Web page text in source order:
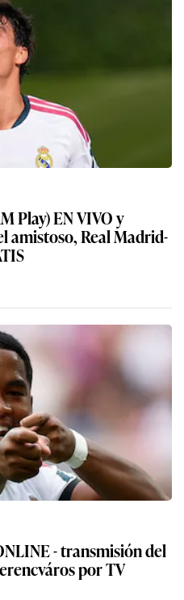
Play) EN VIVO y
amistoso, Real Madrid-
- transmisión del
por TV